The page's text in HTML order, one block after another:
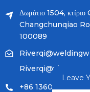
Δωμάτιο 1504,
Changchunqiao
100089
+86 13601249252
Leave